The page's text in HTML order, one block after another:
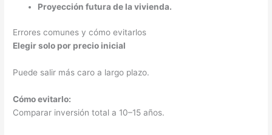
Proyección futura de la vivienda.
Errores comunes y cómo evitarlos
Elegir solo por precio inicial
Puede salir más caro a largo plazo.
Cómo evitarlo:
Comparar inversión total a 10–15 años.